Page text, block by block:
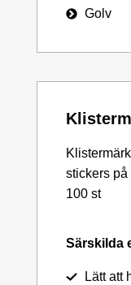
Golv
stickers
100 st
Särskilda
Lätt att